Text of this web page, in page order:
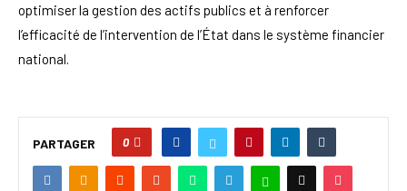
optimiser la gestion des actifs publics et à renforcer
l’efficacité de l’intervention de l’État dans le système financier
national.
PARTAGER 0